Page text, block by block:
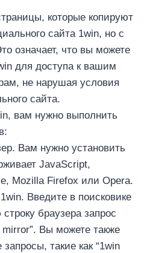
которые копируют
сайта 1win, но с
означает, что вы можете
для доступа к вашим
не нарушая условия
сайта.
вам нужно выполнить
Вам нужно установить
JavaScript,
Mozilla Firefox или Opera.
Введите в поисковике
браузера запрос
mirror”. Вы можете также
такие как “1win